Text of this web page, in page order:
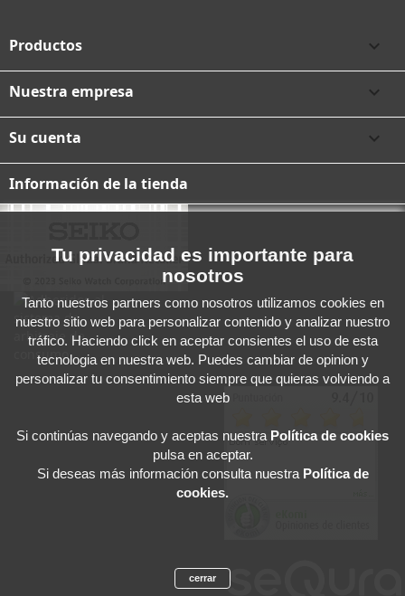
Productos 
Nuestra empresa 
Su cuenta 
Información de la tienda
Tu privacidad es importante para
nosotros
Tanto nuestros partners como nosotros utilizamos cookies en
nuestro sitio web para personalizar contenido y analizar nuestro
tráfico. Haciendo click en aceptar consientes el uso de esta
tecnologia en nuestra web. Puedes cambiar de opinion y
personalizar tu consentimiento siempre que quieras volviendo a
esta web
Si continúas navegando y aceptas nuestra Política de cookies
pulsa en aceptar.
Si deseas más información consulta nuestra Política de
cookies.
cerrar